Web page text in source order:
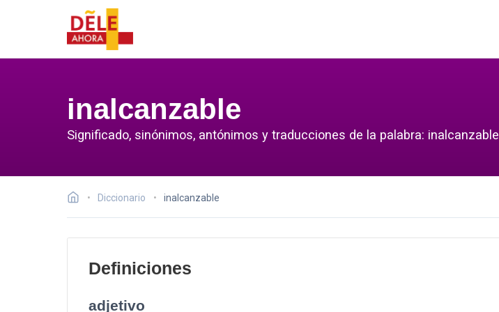
inalcanzable
Significado, sinónimos, antónimos y traducciones de la palabra: inalcanzable
Diccionario inalcanzable
Definiciones
adjetivo